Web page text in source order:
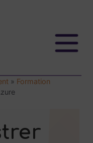
» Formation